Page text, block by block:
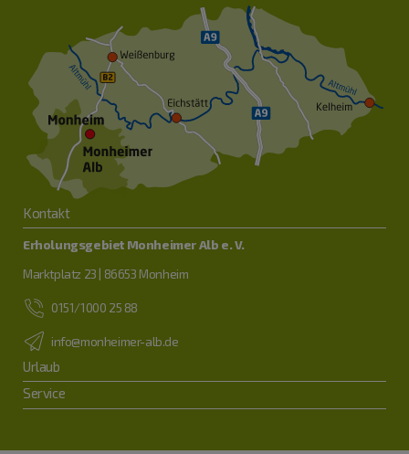
Kontakt
Erholungsgebiet Monheimer Alb e. V.
Marktplatz 23 | 86653 Monheim
0151/1000 25 88
info@monheimer-alb.de
Urlaub
Service